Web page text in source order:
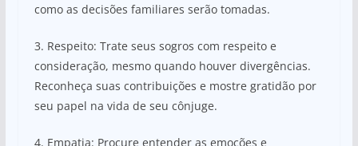
como as decisões familiares serão tomadas.
3. Respeito: Trate seus sogros com respeito e
consideração, mesmo quando houver divergências.
Reconheça suas contribuições e mostre gratidão por
seu papel na vida de seu cônjuge.
4. Empatia: Procure entender as emoções e